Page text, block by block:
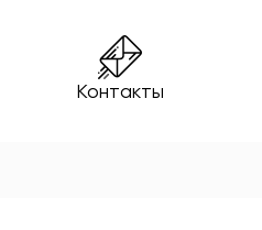
Контакты